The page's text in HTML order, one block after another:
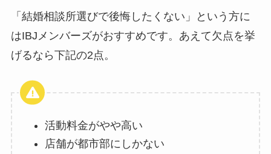
「結婚相談所選びで後悔したくない」という方に
はIBJメンバーズがおすすめです。あえて欠点を挙
げるなら下記の2点。
活動料金がやや高い
店舗が都市部にしかない